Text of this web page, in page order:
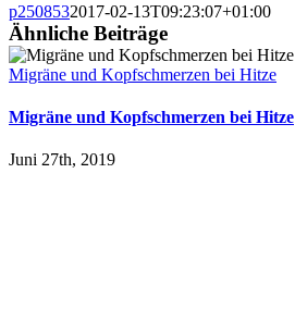
p2508532017-02-13T09:23:07+01:00
Ähnliche Beiträge
Migräne und Kopfschmerzen bei Hitze
Migräne und Kopfschmerzen bei Hitze
Juni 27th, 2019